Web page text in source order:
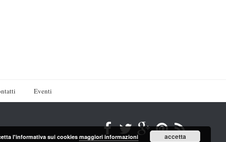
Eventi
l'informativa sui cookies maggiori informazioni accetta